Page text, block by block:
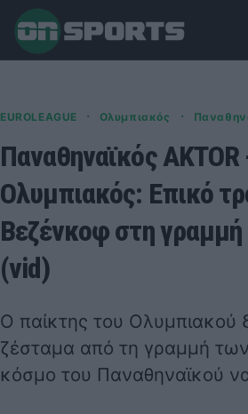
EUROLEAGUE · Ολυμπιακός ·
Παναθηναϊκός AKTOR
Ολυμπιακός: Επικό
Βεζένκοφ στη
(vid)
Ο παίκτης του Ολυμπιακού
ζέσταμα από τη γραμμή
κόσμο του Παναθηναϊκού